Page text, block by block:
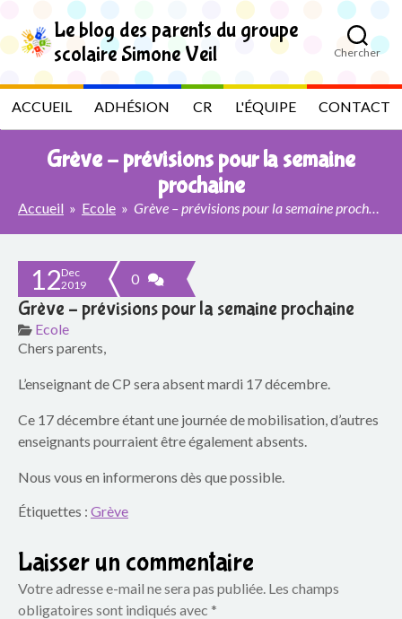
i
p
o
h
L
e
o
g
d
e
s
p
a
r
e
n
t
Le blog des parents du groupe
scolaire Simone Veil
Chercher
ACCUEIL ADHÉSION CR L'ÉQUIPE CONTACT
Grève – prévisions pour la semaine
prochaine
Accueil » Ecole » Grève – prévisions pour la semaine prochaine
12Dec
2019
0
Grève – prévisions pour la semaine prochaine
Ecole
Chers parents,
L’enseignant de CP sera absent mardi 17 décembre.
Ce 17 décembre étant une journée de mobilisation, d’autres
enseignants pourraient être également absents.
Nous vous en informerons dès que possible.
Étiquettes : Grève
Laisser un commentaire
Votre adresse e-mail ne sera pas publiée. Les champs
obligatoires sont indiqués avec *